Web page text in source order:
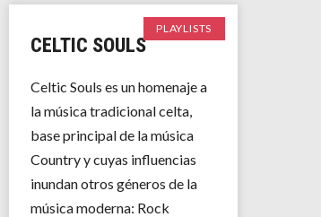
HISTORIAS
PLAYLISTS
CELTIC SOULS
Celtic Souls es un homenaje a
la música tradicional celta,
base principal de la música
Country y cuyas influencias
inundan otros géneros de la
música moderna: Rock